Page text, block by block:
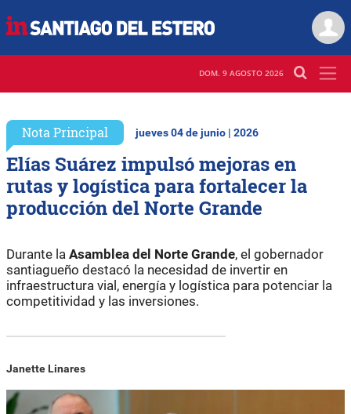
DOM. 9 AGOSTO 2026
Nota Principal jueves 04 de junio | 2026
Elías Suárez impulsó mejoras en
rutas y logística para fortalecer la
producción del Norte Grande
Durante la Asamblea del Norte Grande, el gobernador
santiagueño destacó la necesidad de invertir en
infraestructura vial, energía y logística para potenciar la
competitividad y las inversiones.
Janette Linares